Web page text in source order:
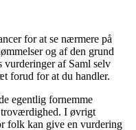
for at se nærmere på
og af den grund
vurderinger af Saml selv
forud for at du handler.
egentlig fornemme
troværdighed. I øvrigt
folk kan give en vurdering